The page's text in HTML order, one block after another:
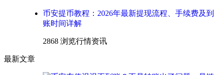
币安提币教程：2026年最新提现流程、手续费及到
账时间详解
2868 浏览行情资讯
最新文章